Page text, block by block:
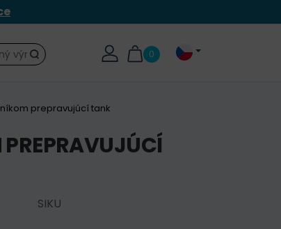
0
Hledat
prepravujúcí tank
SIKU